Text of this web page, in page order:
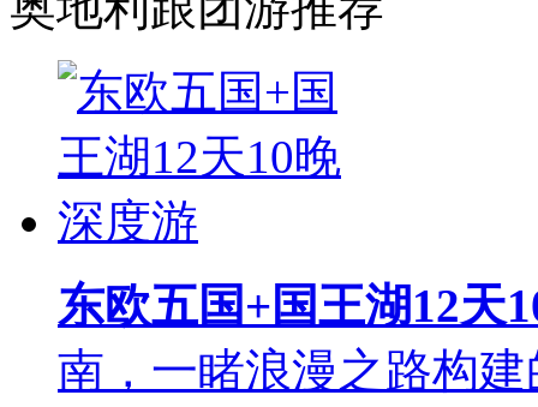
东欧五国+国王湖12天
南，一睹浪漫之路构